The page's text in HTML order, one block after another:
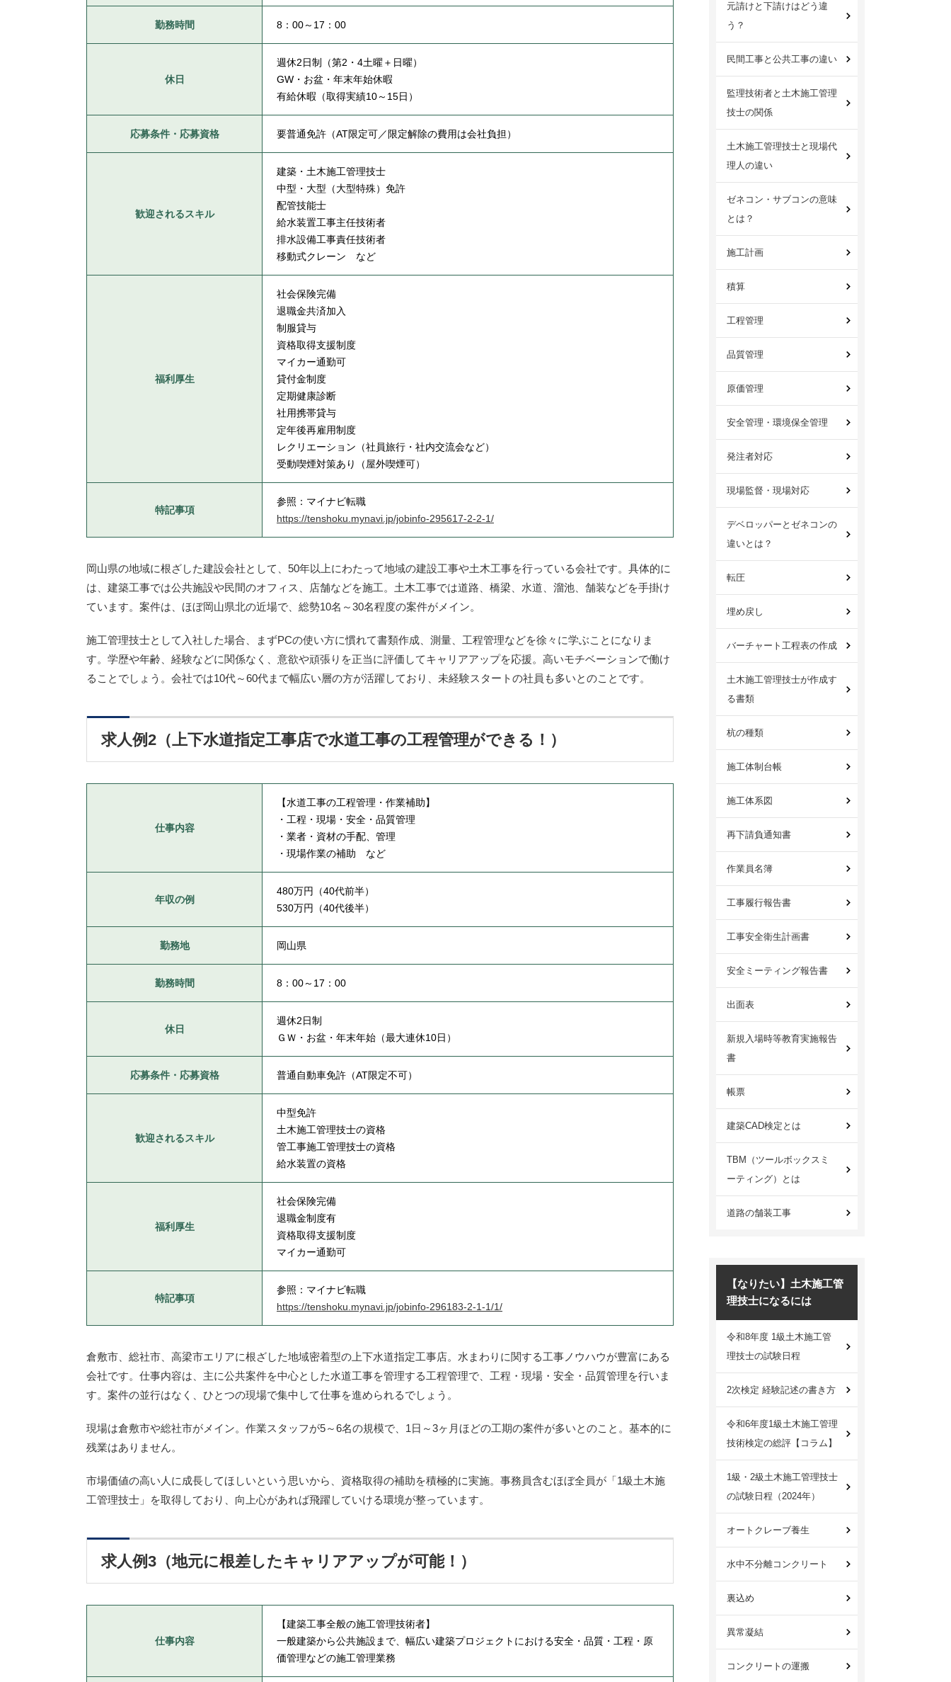
勤務時間 8：00～17：00
休日
週休2日制（第2・4土曜＋日曜）
GW・お盆・年末年始休暇
有給休暇（取得実績10～15日）
応募条件・応募資格 要普通免許（AT限定可／限定解除の費用は会社負担）
歓迎されるスキル
建築・土木施工管理技士
中型・大型（大型特殊）免許
配管技能士
給水装置工事主任技術者
排水設備工事責任技術者
移動式クレーン など
福利厚生
社会保険完備
退職金共済加入
制服貸与
資格取得支援制度
マイカー通勤可
貸付金制度
定期健康診断
社用携帯貸与
定年後再雇用制度
レクリエーション（社員旅行・社内交流会など）
受動喫煙対策あり（屋外喫煙可）
特記事項
参照：マイナビ転職
https://tenshoku.mynavi.jp/jobinfo-295617-2-2-1/
岡山県の地域に根ざした建設会社として、50年以上にわたって地域の建設工事や土木工事を行っている会社です。具体的に
は、建築工事では公共施設や民間のオフィス、店舗などを施工。土木工事では道路、橋梁、水道、溜池、舗装などを手掛け
ています。案件は、ほぼ岡山県北の近場で、総勢10名～30名程度の案件がメイン。
施工管理技士として入社した場合、まずPCの使い方に慣れて書類作成、測量、工程管理などを徐々に学ぶことになりま
す。学歴や年齢、経験などに関係なく、意欲や頑張りを正当に評価してキャリアアップを応援。高いモチベーションで働け
ることでしょう。会社では10代～60代まで幅広い層の方が活躍しており、未経験スタートの社員も多いとのことです。
求人例2（上下水道指定工事店で水道工事の工程管理ができる！）
仕事内容
【水道工事の工程管理・作業補助】
・工程・現場・安全・品質管理
・業者・資材の手配、管理
・現場作業の補助 など
年収の例
480万円（40代前半）
530万円（40代後半）
勤務地 岡山県
勤務時間 8：00～17：00
休日
週休2日制
ＧＷ・お盆・年末年始（最大連休10日）
応募条件・応募資格 普通自動車免許（AT限定不可）
歓迎されるスキル
中型免許
土木施工管理技士の資格
管工事施工管理技士の資格
給水装置の資格
福利厚生
社会保険完備
退職金制度有
資格取得支援制度
マイカー通勤可
特記事項
参照：マイナビ転職
https://tenshoku.mynavi.jp/jobinfo-296183-2-1-1/1/
倉敷市、総社市、高梁市エリアに根ざした地域密着型の上下水道指定工事店。水まわりに関する工事ノウハウが豊富にある
会社です。仕事内容は、主に公共案件を中心とした水道工事を管理する工程管理で、工程・現場・安全・品質管理を行いま
す。案件の並行はなく、ひとつの現場で集中して仕事を進められるでしょう。
現場は倉敷市や総社市がメイン。作業スタッフが5～6名の規模で、1日～3ヶ月ほどの工期の案件が多いとのこと。基本的に
残業はありません。
市場価値の高い人に成長してほしいという思いから、資格取得の補助を積極的に実施。事務員含むほぼ全員が「1級土木施
工管理技士」を取得しており、向上心があれば飛躍していける環境が整っています。
求人例3（地元に根差したキャリアアップが可能！）
仕事内容
【建築工事全般の施工管理技術者】
一般建築から公共施設まで、幅広い建築プロジェクトにおける安全・品質・工程・原
価管理などの施工管理業務
元請けと下請けはどう違
う？
民間工事と公共工事の違い
監理技術者と土木施工管理
技士の関係
土木施工管理技士と現場代
理人の違い
ゼネコン・サブコンの意味
とは？
施工計画
積算
工程管理
品質管理
原価管理
安全管理・環境保全管理
発注者対応
現場監督・現場対応
デベロッパーとゼネコンの
違いとは？
転圧
埋め戻し
バーチャート工程表の作成
土木施工管理技士が作成す
る書類
杭の種類
施工体制台帳
施工体系図
再下請負通知書
作業員名簿
工事履行報告書
工事安全衛生計画書
安全ミーティング報告書
出面表
新規入場時等教育実施報告
書
帳票
建築CAD検定とは
TBM（ツールボックスミ
ーティング）とは
道路の舗装工事
【なりたい】土木施工管
理技士になるには
令和8年度 1級土木施工管
理技士の試験日程
2次検定 経験記述の書き方
令和6年度1級土木施工管理
技術検定の総評【コラム】
1級・2級土木施工管理技士
の試験日程（2024年）
オートクレーブ養生
水中不分離コンクリート
裏込め
異常凝結
コンクリートの運搬